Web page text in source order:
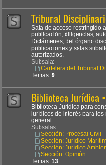
Tribunal
Sala de acceso restringido
publicación, diligencias,
Dictámenes, del órgano
publicaciones y salas
autorizados.
Subsala:
Cartelera del Tribunal
Temas: 9
Biblioteca Jurídica
Biblioteca Jurídica para
jurídicos de interés para los
general.
Subsalas:
Sección: Procesal Civil
Sección: Jurídico
Sección: Jurídico
Sección: Opinión
Temas: 13